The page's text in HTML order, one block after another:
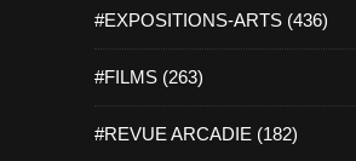
#EXPOSITIONS-ARTS (436)
#FILMS (263)
#REVUE ARCADIE (182)